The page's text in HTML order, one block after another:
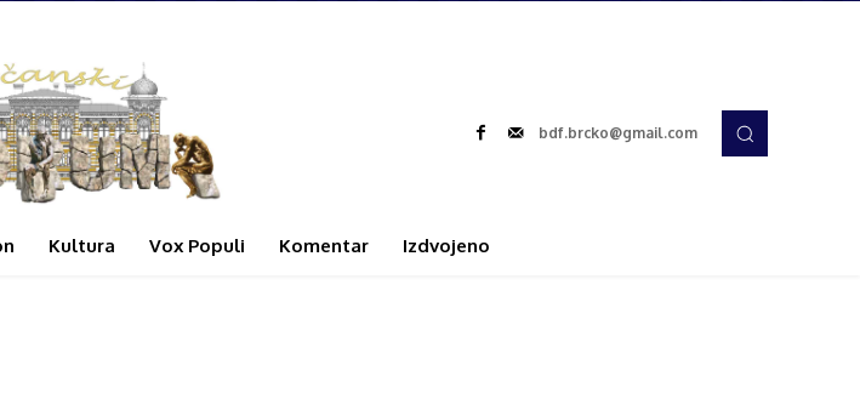
bdf.brcko@gmail.com
Kultura Vox Populi Komentar Izdvojeno